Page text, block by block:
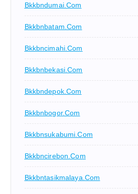
Bkkbndumai.com
Bkkbnbatam.com
Bkkbncimahi.com
Bkkbnbekasi.com
Bkkbndepok.com
Bkkbnbogor.com
Bkkbnsukabumi.com
Bkkbncirebon.com
Bkkbntasikmalaya.com